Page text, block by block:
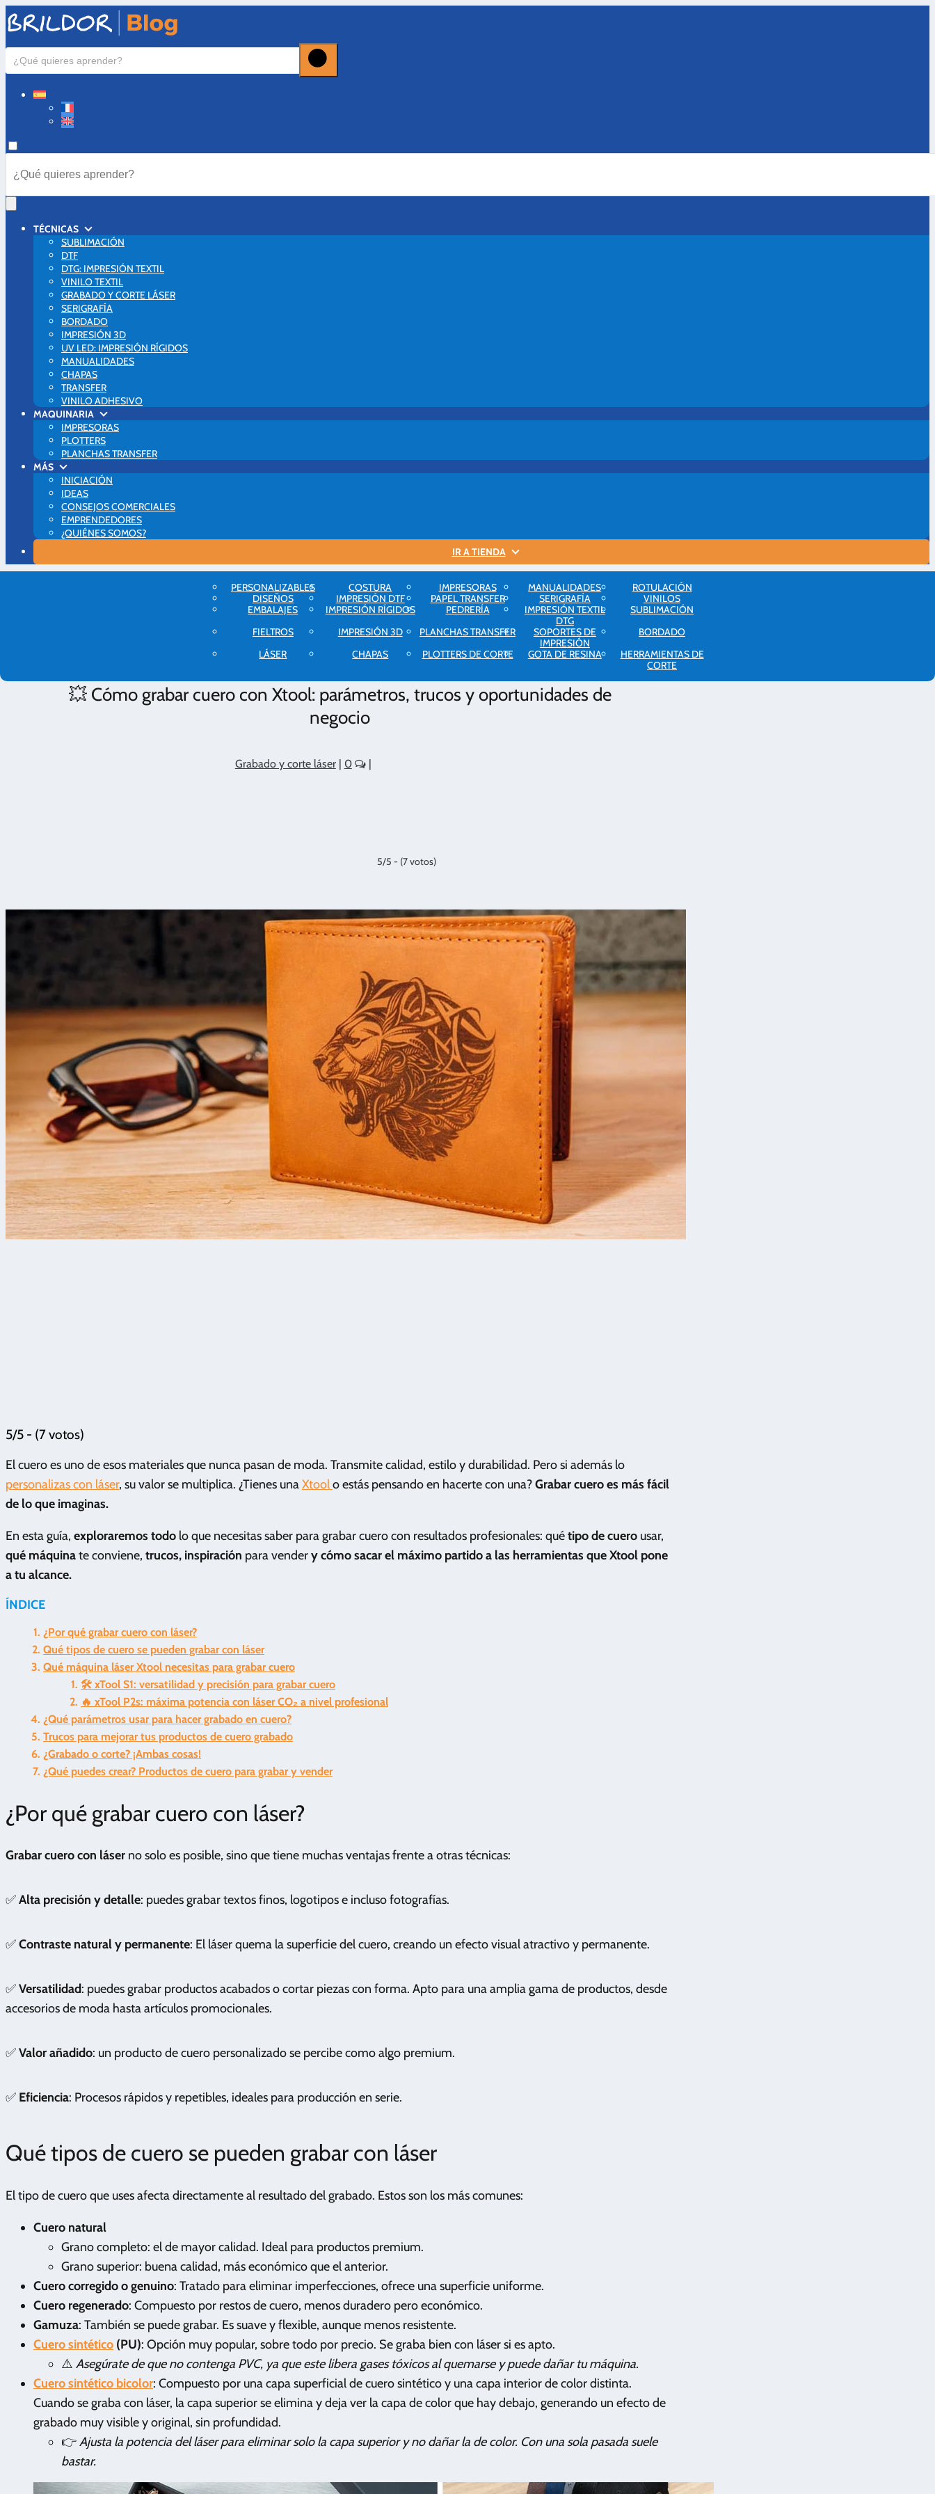
TÉCNICAS
SUBLIMACIÓN
DTF
DTG: IMPRESIÓN TEXTIL
VINILO TEXTIL
GRABADO Y CORTE LÁSER
SERIGRAFÍA
BORDADO
IMPRESIÓN 3D
UV LED: IMPRESIÓN RÍGIDOS
MANUALIDADES
CHAPAS
TRANSFER
VINILO ADHESIVO
MAQUINARIA
IMPRESORAS
PLOTTERS
PLANCHAS TRANSFER
MÁS
INICIACIÓN
IDEAS
CONSEJOS COMERCIALES
EMPRENDEDORES
¿QUIÉNES SOMOS?
IR A TIENDA
PERSONALIZABLES COSTURA IMPRESORAS MANUALIDADES
ROTULACIÓN
DISEÑOS
IMPRESIÓN DTF PAPEL TRANSFER SERIGRAFÍA
VINILOS
EMBALAJES
IMPRESIÓN RÍGIDOS PEDRERÍA
IMPRESIÓN TEXTIL
DTG
SUBLIMACIÓN
FIELTROS
IMPRESIÓN 3D PLANCHAS TRANSFER
SOPORTES DE
IMPRESIÓN
BORDADO
LÁSER
CHAPAS PLOTTERS DE CORTE GOTA DE RESINA
HERRAMIENTAS DE
CORTE
💥 Cómo grabar cuero con Xtool: parámetros, trucos y oportunidades de negocio
💥 Cómo grabar cuero con Xtool: parámetros, trucos y oportunidades de
negocio
Grabado y corte láser| 0 |
5/5 - (7 votos)
5/5 - (7 votos)
El cuero es uno de esos materiales que nunca pasan de moda. Transmite calidad, estilo y durabilidad. Pero si además lo
personalizas con láser, su valor se multiplica. ¿Tienes unaXtoolo estás pensando en hacerte con una?Grabar cuero es más fácil
de lo que imaginas.
En esta guía, exploraremos todo lo que necesitas saber para grabar cuero con resultados profesionales: quétipo de cuero usar,
qué máquinate conviene, trucos, inspiración para vendery cómo sacar el máximo partido a las herramientas que Xtool pone
a tu alcance.
ÍNDICE
¿Por qué grabar cuero con láser?
Qué tipos de cuero se pueden grabar con láser
Qué máquina láser Xtool necesitas para grabar cuero
🛠️ xTool S1: versatilidad y precisión para grabar cuero
🔥 xTool P2s: máxima potencia con láser CO₂ a nivel profesional
¿Qué parámetros usar para hacer grabado en cuero?
Trucos para mejorar tus productos de cuero grabado
¿Grabado o corte? ¡Ambas cosas!
¿Qué puedes crear? Productos de cuero para grabar y vender
¿Por qué grabar cuero con láser?
Grabar cuero con láser no solo es posible, sino que tiene muchas ventajas frente a otras técnicas:
✅Alta precisión y detalle: puedes grabar textos finos, logotipos e incluso fotografías.
✅Contraste natural y permanente: El láser quema la superficie del cuero, creando un efecto visual atractivo y permanente.
✅Versatilidad: puedes grabar productos acabados o cortar piezas con forma. Apto para una amplia gama de productos, desde
accesorios de moda hasta artículos promocionales.
✅Valor añadido: un producto de cuero personalizado se percibe como algo premium.
✅ Eficiencia: Procesos rápidos y repetibles, ideales para producción en serie.
Qué tipos de cuero se pueden grabar con láser
El tipo de cuero que uses afecta directamente al resultado del grabado. Estos son los más comunes:
Cuero natural
Grano completo: el de mayor calidad. Ideal para productos premium.
Grano superior: buena calidad, más económico que el anterior.
Cuero corregido o genuino: Tratado para eliminar imperfecciones, ofrece una superficie uniforme.
Cuero regenerado: Compuesto por restos de cuero, menos duradero pero económico.
Gamuza: También se puede grabar. Es suave y flexible, aunque menos resistente.
Cuero sintético (PU): Opción muy popular, sobre todo por precio. Se graba bien con láser si es apto.
⚠️ Asegúrate de que no contenga PVC, ya que este libera gases tóxicos al quemarse y puede dañar tu máquina.
Cuero sintético bicolor: Compuesto por una capa superficial de cuero sintético y una capa interior de color distinta.
Cuando se graba con láser, la capa superior se elimina y deja ver la capa de color que hay debajo, generando un efecto de
grabado muy visible y original, sin profundidad.
👉Ajusta la potencia del láser para eliminar solo la capa superior y no dañar la de color. Con una sola pasada suele
bastar.